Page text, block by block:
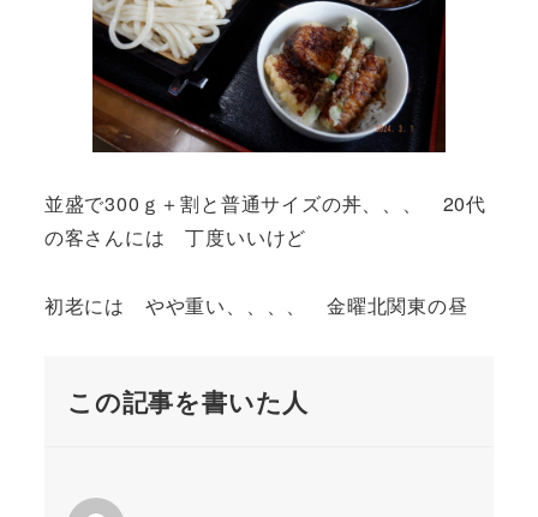
並盛で300ｇ＋割と普通サイズの丼、、、 20代
の客さんには 丁度いいけど
初老には やや重い、、、、 金曜北関東の昼
この記事を書いた人